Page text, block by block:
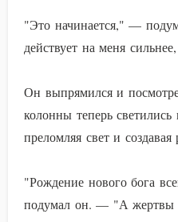
"Это начинается," —
действует на меня
Он выпрямился и
колонны теперь
преломляя свет и
"Рождение нового бога
подумал он. — "А жертвы